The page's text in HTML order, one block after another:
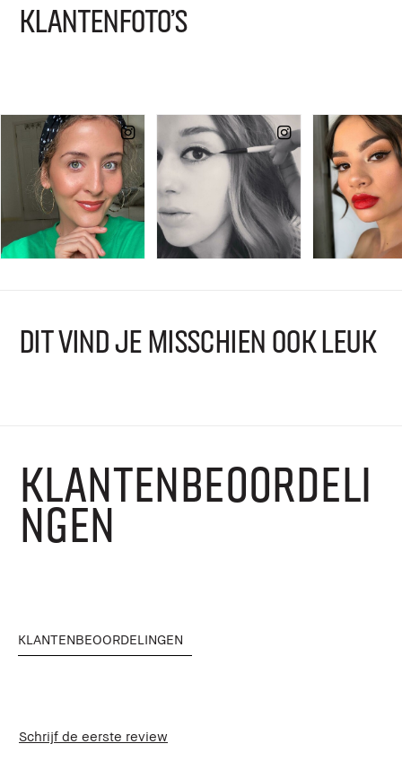
KLANTENFOTO'S
DIT VIND JE MISSCHIEN OOK LEUK
KLANTENBEOORDELI
NGEN
KLANTENBEOORDELINGEN
Schrijf de eerste review